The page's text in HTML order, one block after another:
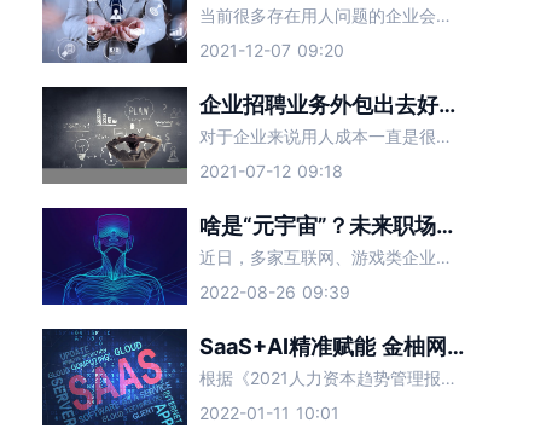
当前很多存在用人问题的企业会采取业务外包的形式，这样能有效缓解用人难题，还可以帮企业节省不少的人力物力，当然找业务外包公司合作就会产生相应费用，这也是很多企业们比较关心的事。
2021-12-07 09:20
企业招聘业务外包出去好吗？
对于企业来说用人成本一直是很难解决的问题，如果单独找人来做招聘业务可以说是费时费力，因此大多数企业会直接找第三方人力资源公司合作，这就是我们所说的招聘业务外包服务，这样就会有企业担心靠不靠谱，下面让金
2021-07-12 09:18
啥是“元宇宙”？未来职场新的智能招聘趋势？
近日，多家互联网、游戏类企业透露，计划在近期扩大元宇宙人才招聘规模。薪资方面，业内人士称，普遍应届生的年薪能达到40万-50万元左右，10年经验的资深工程师年薪约为100万-200万元。在大厂屡屡
2022-08-26 09:39
SaaS+AI精准赋能 金柚网助力企业全面提高招聘效率
根据《2021人力资本趋势管理报告》显示，以大数据为核心要素的数字力量正在成为企业人力资源管理的底层支撑，且各种新形态产品层出不穷
2022-01-11 10:01